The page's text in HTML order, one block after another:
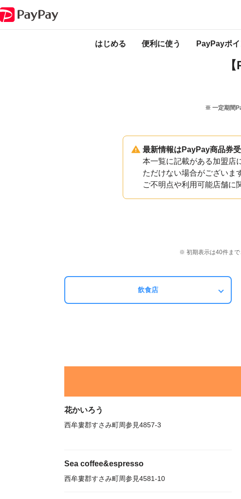
はじめる 便利に使う PayPayポイ
※ 一定期間
最新情報はPayPay商品券
本一覧に記載がある加盟店
ただけない場合がございま
ご不明点や利用可能店舗に
※ 初期表示は40件まで
飲食店
花かいろう
西牟婁郡すさみ町周参見4857-3
Sea coffee&espresso
西牟婁郡すさみ町周参見4581-10